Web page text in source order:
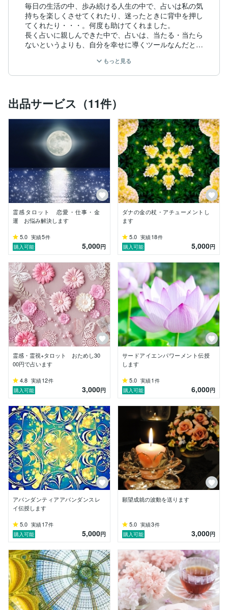
毎日の生活の中、歩み続ける人生の中で、占いは私の気
持ちを楽しくさせてくれたり、迷ったときに背中を押し
てくれたり・・・。何度も助けてくれました。
長く占いに親しんできた中で、占いは、当たる・当たら
ないというよりも、自分を幸せに導くツールなんだとい
占いが好きなすべての方が、占いを上手に活用して、よ
自分をレベルアップさせる為に、現代レイキを習い、神
秘伝（サードレベル）まで修得いたしました。
西洋レイキ（ラディアンス式）もティーチャーまで取得
しています。
遠隔ヒーリングもできますので、お役に立てれば幸いで
その他にも発展系レイキ、アカシックレコードリーディ
ングもやっています。
今までは趣味で自分や親しい方を占ってまいりました
が、視野を広げ、多くの方のお役に立ちたいと思い、こ
のたびココナラに出店する運びとなりました。
もっと見る
出品サービス（11件）
霊感タロット 恋愛・仕事・金
運 お悩み解決します
5.0 実績5件
購入可能
5,000円
ダナの金の杖・アチューメントし
ます
5.0 実績18件
購入可能
5,000円
霊感・霊視+タロット おためし30
00円で占います
4.8 実績12件
購入可能
3,000円
サードアイエンパワーメント伝授
します
5.0 実績1 件
購入可能
6,000円
アバンダンティアアバンダンスレ
イ伝授します
5.0 実績17件
購入可能
5,000円
願望成就の波動を送ります
5.0 実績3件
購入可能
3,000円